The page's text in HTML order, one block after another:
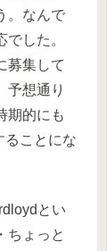
。なんで
した。
募集して
予想通り
期的にも
ることにな
とい
ちょっと